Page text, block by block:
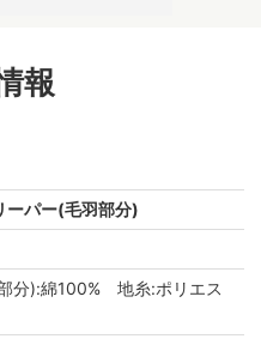
報
ーパー(毛羽部分)
分):綿100% 地糸:ポリエス